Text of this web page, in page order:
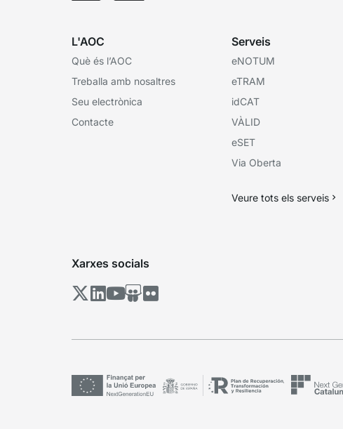
L'AOC
Què és l’AOC
Treballa amb nosaltres
Seu electrònica
Contacte
Serveis
eNOTUM
eTRAM
idCAT
VÀLID
eSET
Via Oberta
Veure tots els serveis
Xarxes socials